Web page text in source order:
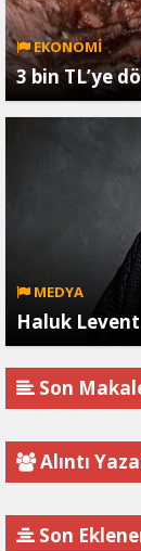
EKONOMİ
3 bin TL’ye
MEDYA
Haluk
Son
Alıntı
Son